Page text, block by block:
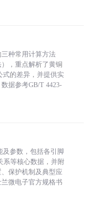
种常用计算方法
，重点解析了黄铜
式的差异，并提供实
据参考GB/T 4423-
及参数，包括各引脚
系等核心数据，并附
保护机制及典型应
微电子官方规格书